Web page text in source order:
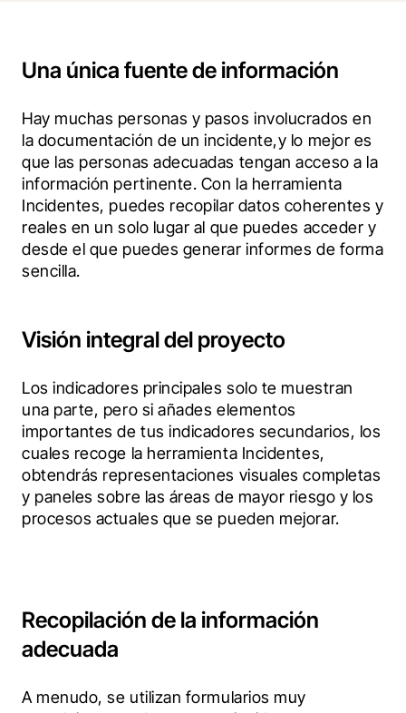
Una única fuente de información
Hay muchas personas y pasos involucrados en
la documentación de un incidente,y lo mejor es
que las personas adecuadas tengan acceso a la
información pertinente. Con la herramienta
Incidentes, puedes recopilar datos coherentes y
reales en un solo lugar al que puedes acceder y
desde el que puedes generar informes de forma
sencilla.
Visión integral del proyecto
Los indicadores principales solo te muestran
una parte, pero si añades elementos
importantes de tus indicadores secundarios, los
cuales recoge la herramienta Incidentes,
obtendrás representaciones visuales completas
y paneles sobre las áreas de mayor riesgo y los
procesos actuales que se pueden mejorar.
Recopilación de la información
adecuada
A menudo, se utilizan formularios muy